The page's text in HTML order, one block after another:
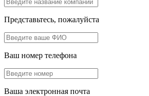
Представьтесь, пожалуйста
Ваш номер телефона
Ваша электронная почта